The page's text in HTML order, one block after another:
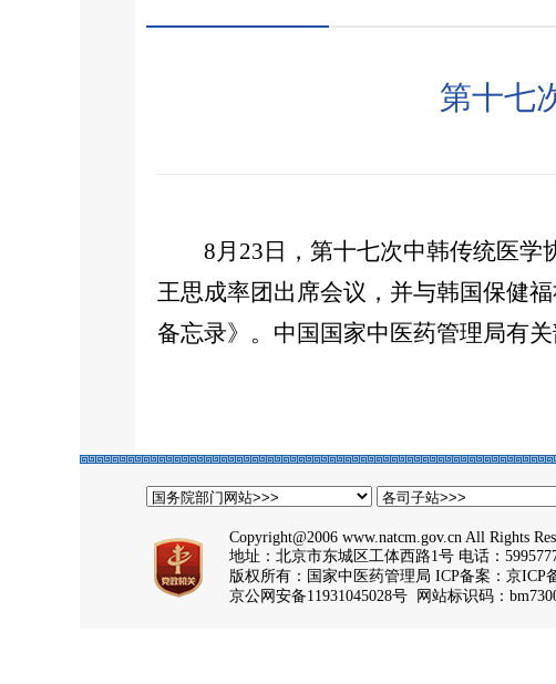
第十七
8月23日，第十七次中韩传统医学
王思成率团出席会议，并与韩国保健
备忘录》。中国国家中医药管理局有
Copyright@2006 www.natcm.gov.cn All Rights
地址：北京市东城区工体西路1号 电话：
版权所有：国家中医药管理局 ICP备案： 京ICP
京公网安备11931045028号 网站标识码：